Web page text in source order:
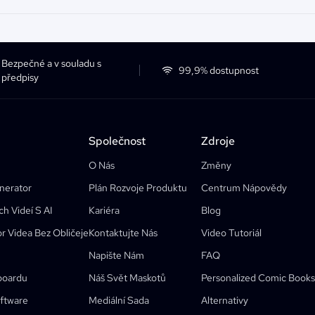
Bezpečné a v souladu s
předpisy
99,9% dostupnost
Videí S AI
Videa Bez Obličeje
Společnost
O Nás
Plán Rozvoje Produktu
Kariéra
Kontaktujte Nás
Napište Nám
Náš Svět Maskotů
Mediální Sada
Zdroje
Změny
Centrum Nápovědy
Blog
Video Tutoriál
FAQ
Personalized Comic Books
Alternativy